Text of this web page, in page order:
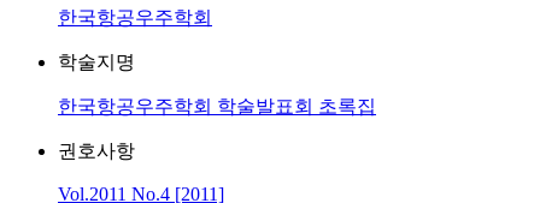
한국항공우주학회
학술지명
한국항공우주학회 학술발표회 초록집
권호사항
Vol.2011 No.4 [2011]